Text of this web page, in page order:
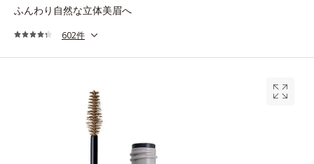
ふんわり自然な立体美眉へ
602件